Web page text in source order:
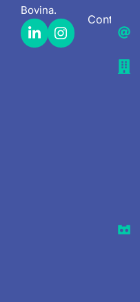
Bovina.
Contato